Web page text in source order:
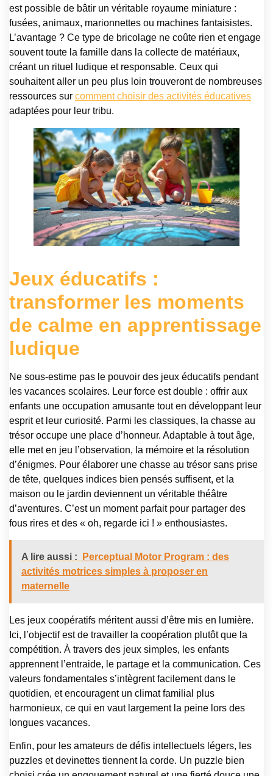
est possible de bâtir un véritable royaume miniature :
fusées, animaux, marionnettes ou machines fantaisistes.
L’avantage ? Ce type de bricolage ne coûte rien et engage
souvent toute la famille dans la collecte de matériaux,
créant un rituel ludique et responsable. Ceux qui
souhaitent aller un peu plus loin trouveront de nombreuses
ressources sur comment choisir des activités éducatives
adaptées pour leur tribu.
Jeux éducatifs :
transformer les moments
de calme en apprentissage
ludique
Ne sous-estime pas le pouvoir des jeux éducatifs pendant
les vacances scolaires. Leur force est double : offrir aux
enfants une occupation amusante tout en développant leur
esprit et leur curiosité. Parmi les classiques, la chasse au
trésor occupe une place d’honneur. Adaptable à tout âge,
elle met en jeu l’observation, la mémoire et la résolution
d’énigmes. Pour élaborer une chasse au trésor sans prise
de tête, quelques indices bien pensés suffisent, et la
maison ou le jardin deviennent un véritable théâtre
d’aventures. C’est un moment parfait pour partager des
fous rires et des « oh, regarde ici ! » enthousiastes.
A lire aussi :
Perceptual Motor Program : des
activités motrices simples à proposer en
maternelle
Les jeux coopératifs méritent aussi d’être mis en lumière.
Ici, l’objectif est de travailler la coopération plutôt que la
compétition. À travers des jeux simples, les enfants
apprennent l’entraide, le partage et la communication. Ces
valeurs fondamentales s’intègrent facilement dans le
quotidien, et encouragent un climat familial plus
harmonieux, ce qui en vaut largement la peine lors des
longues vacances.
Enfin, pour les amateurs de défis intellectuels légers, les
puzzles et devinettes tiennent la corde. Un puzzle bien